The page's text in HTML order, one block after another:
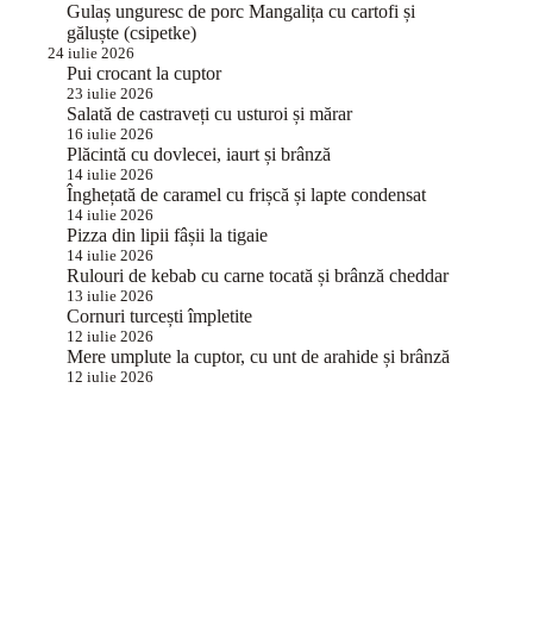
Gulaș unguresc de porc Mangalița cu cartofi și
găluște (csipetke)
24 iulie 2026
Pui crocant la cuptor
23 iulie 2026
Salată de castraveți cu usturoi și mărar
16 iulie 2026
Plăcintă cu dovlecei, iaurt și brânză
14 iulie 2026
Înghețată de caramel cu frișcă și lapte condensat
14 iulie 2026
Pizza din lipii fâșii la tigaie
14 iulie 2026
Rulouri de kebab cu carne tocată și brânză cheddar
13 iulie 2026
Cornuri turcești împletite
12 iulie 2026
Mere umplute la cuptor, cu unt de arahide și brânză
12 iulie 2026